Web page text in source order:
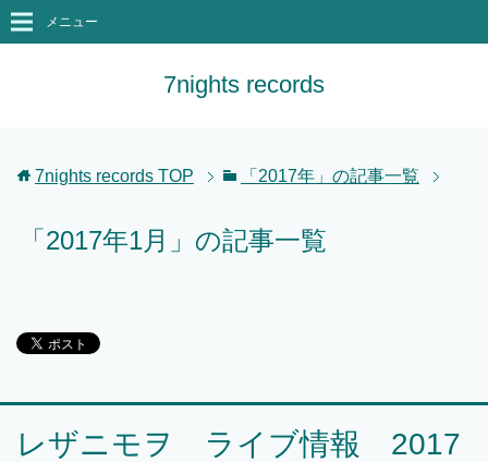
7nights records
メニュー
7nights records TOP 「2017年」の記事一覧
「2017年1月」の記事一覧
レザニモヲ ライブ情報 2017